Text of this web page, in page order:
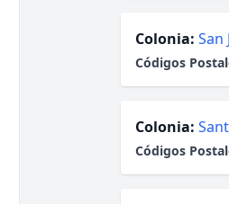
Colonia: San
Códigos
Colonia:
Códigos